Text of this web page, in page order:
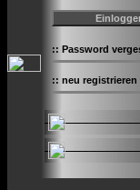
:: Password
:: neu registrieren